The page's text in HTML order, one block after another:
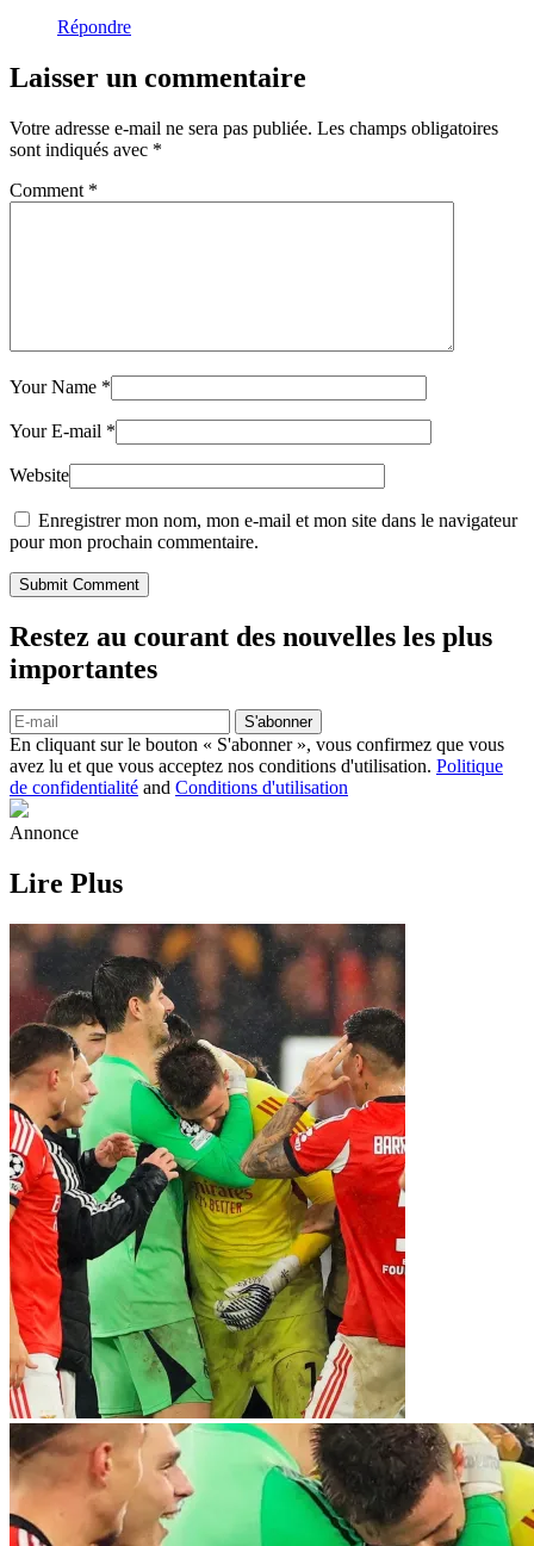
Répondre
Laisser un commentaire
Votre adresse e-mail ne sera pas publiée. Les champs obligatoires
sont indiqués avec *
Comment *
Your Name *
Your E-mail *
Website
Enregistrer mon nom, mon e-mail et mon site dans le navigateur
pour mon prochain commentaire.
Submit Comment
Restez au courant des nouvelles les plus
importantes
S'abonner
En cliquant sur le bouton « S'abonner », vous confirmez que vous
avez lu et que vous acceptez nos conditions d'utilisation. Politique
de confidentialité and Conditions d'utilisation
Annonce
Lire Plus